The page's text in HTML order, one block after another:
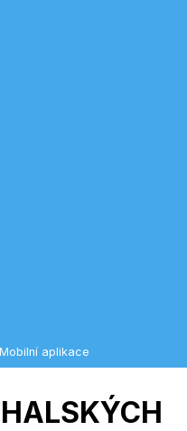
Mobilní aplikace